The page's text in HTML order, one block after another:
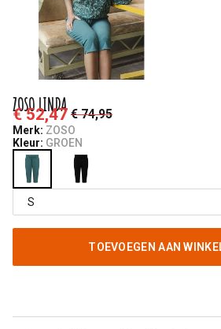
ZOSO LINDA
€ 52,47 € 74,95
Merk: ZOSO
Kleur: GROEN
TOEVOEGEN AAN